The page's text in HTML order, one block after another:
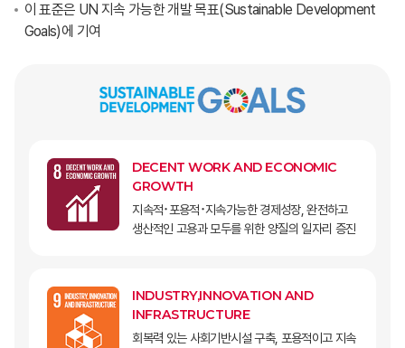
이 표준은 UN 지속 가능한 개발 목표(Sustainable Development
Goals)에 기여
DECENT WORK AND ECONOMIC
GROWTH
지속적･포용적･지속가능한 경제성장, 완전하고
생산적인 고용과 모두를 위한 양질의 일자리 증진
INDUSTRY,INNOVATION AND
INFRASTRUCTURE
회복력 있는 사회기반시설 구축, 포용적이고 지속